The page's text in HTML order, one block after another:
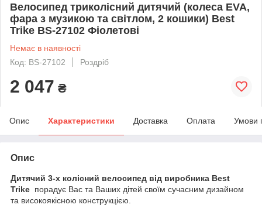
Велосипед триколісний дитячий (колеса EVA,
фара з музикою та світлом, 2 кошики) Best
Trike BS-27102 Фіолетові
Немає в наявності
Код: BS-27102
Роздріб
2 047 ₴
Опис Характеристики Доставка Оплата Умови
Опис
Дитячий 3-х колісний велосипед від виробника Best
Trike порадує Вас та Ваших дітей своїм сучасним дизайном
та високоякісною конструкцією.